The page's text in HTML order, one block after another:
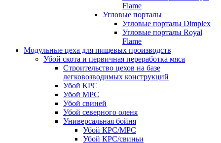
Flame
Угловые порталы
Угловые порталы Dimplex
Угловые порталы Royal
Flame
Модульные цеха для пищевых производств
Убой скота и первичная переработка мяса
Строительство цехов на базе
легковозводимых конструкций
Убой КРС
Убой МРС
Убой свиней
Убой северного оленя
Универсальная бойня
Убой КРС/МРС
Убой КРС/свиньи